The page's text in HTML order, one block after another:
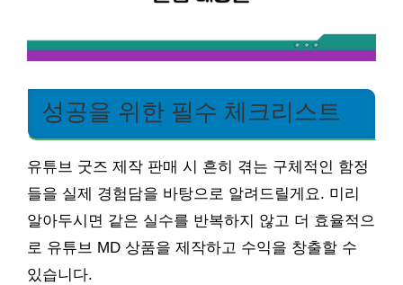
성공을 위한 필수 체크리스트
유튜브 굿즈 제작 판매 시 흔히 겪는 구체적인 함정
들을 실제 경험담을 바탕으로 알려드릴게요. 미리
알아두시면 같은 실수를 반복하지 않고 더 효율적으
로 유튜브 MD 상품을 제작하고 수익을 창출할 수
있습니다.